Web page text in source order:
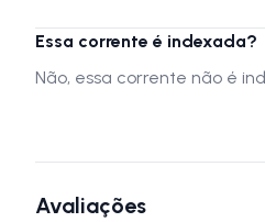
Essa corrente é indexada?
Não, essa corrente não é
Avaliações